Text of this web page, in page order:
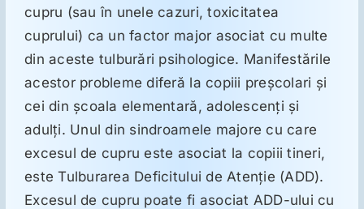
Reumatologie
Ginecologie
Mesajele lui Reichelt
Dietă
cupru (sau în unele cazuri, toxicitatea
cuprului) ca un factor major asociat cu multe
din aceste tulburări psihologice. Manifestările
acestor probleme diferă la copiii preşcolari şi
cei din şcoala elementară, adolescenţi şi
adulţi. Unul din sindroamele majore cu care
excesul de cupru este asociat la copiii tineri,
este Tulburarea Deficitului de Atenţie (ADD).
Excesul de cupru poate fi asociat ADD-ului cu